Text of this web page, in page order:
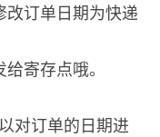
改订单日期为快递
寄存点哦。
对订单的日期进